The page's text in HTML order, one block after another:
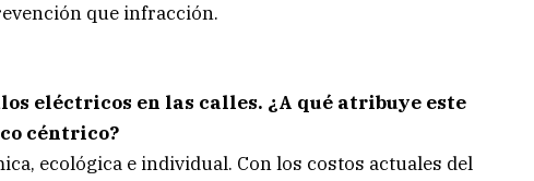
que infracción.
eléctricos en las calles. ¿A qué atribuye este
céntrico?
ecológica e individual. Con los costos actuales del